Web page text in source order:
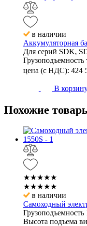
в наличии
Аккумуляторная
Для серий SDK,
Грузоподъемность
цена (с НДС): 424
В
Похожие
★★★★★
★★★★★
в наличии
Самоходный
Грузоподъемность
Высота подъема